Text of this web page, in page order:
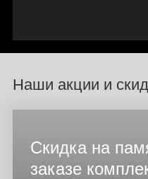
Наши акции и
Скидка на
заказе